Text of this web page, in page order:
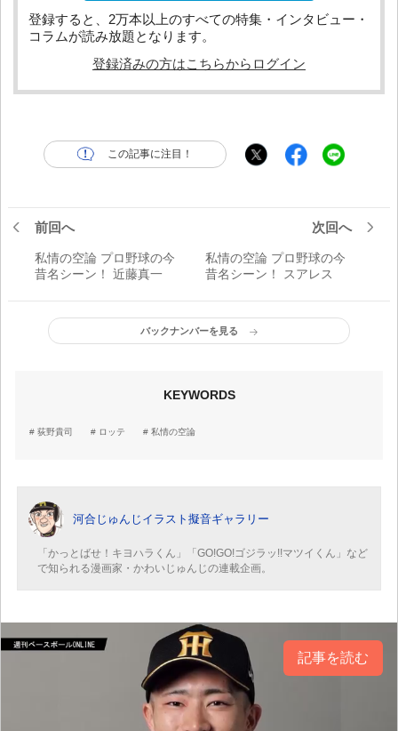
登録すると、2万本以上のすべての特集・インタビュー・
コラムが読み放題となります。
登録済みの方はこちらからログイン
この記事に注目！
前回へ
私情の空論 プロ野球の今
昔名シーン！ 近藤真一
次回へ
私情の空論 プロ野球の今
昔名シーン！ スアレス
バックナンバーを見る
KEYWORDS
荻野貴司 ロッテ 私情の空論
河合じゅんじイラスト擬音ギャラリー
「かっとばせ！キヨハラくん」「GO!GO!ゴジラッ!!マツイくん」など
で知られる漫画家・かわいじゅんじの連載企画。
記事を読む